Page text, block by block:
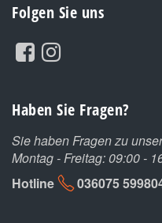
Folgen Sie uns
Haben Sie Fragen?
Sie haben Fragen zu
Montag - Freitag: 09:00 -
Hotline
036075